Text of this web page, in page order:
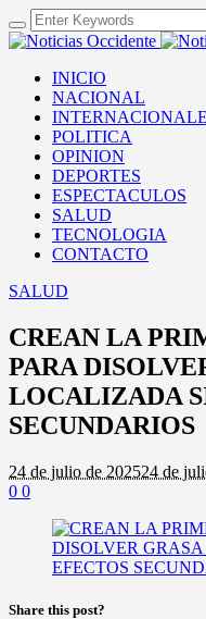
INICIO
NACIONAL
POLITICA
OPINION
DEPORTES
ESPECTACULOS
SALUD
TECNOLOGIA
CONTACTO
SALUD
CREAN LA
PARA
LOCALIZADA
SECUNDARIOS
24 de julio de 202524 de
0 0
Share this post?